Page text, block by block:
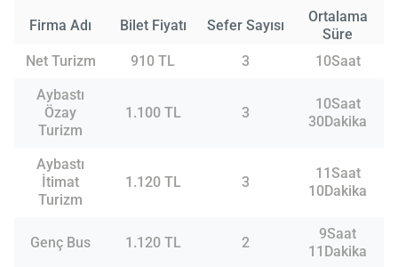
Firma Adı Bilet Fiyatı Sefer Sayısı
Ortalama
Süre
Net Turizm
910 TL 3
10Saat
Aybastı
Özay
Turizm
1.100 TL 3
10Saat
30Dakika
Aybastı
İtimat
Turizm
1.120 TL 3
11Saat
10Dakika
Genç Bus 1.120 TL 2
9Saat
11Dakika